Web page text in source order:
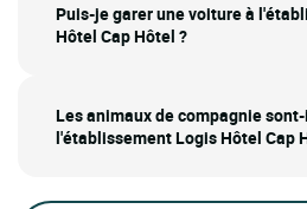
Puis-je garer une voiture à
Hôtel Cap Hôtel ?
Les animaux de compagnie
l'établissement Logis Hôtel Cap